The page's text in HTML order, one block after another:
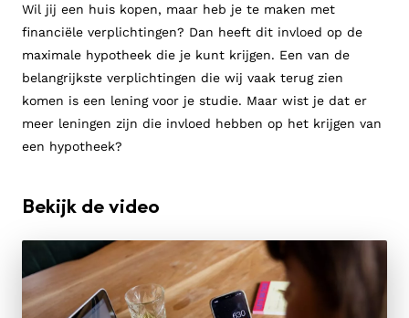
Wil jij een huis kopen, maar heb je te maken met
financiële verplichtingen? Dan heeft dit invloed op de
maximale hypotheek die je kunt krijgen. Een van de
belangrijkste verplichtingen die wij vaak terug zien
komen is een lening voor je studie. Maar wist je dat er
meer leningen zijn die invloed hebben op het krijgen van
een hypotheek?
Bekijk de video